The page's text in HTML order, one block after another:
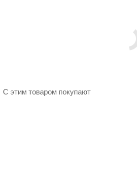
С этим товаром покупают